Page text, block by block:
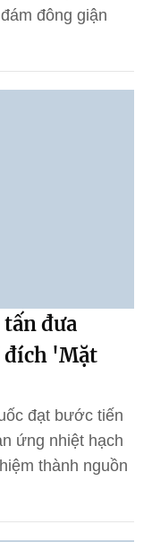
đông giận
tấn đưa
đích 'Mặt
đạt bước tiến
ứng nhiệt hạch
thành nguồn